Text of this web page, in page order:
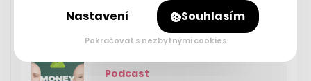
a marketér Vilém Franěk, který stojí například za Mikýřem
Podcast
Nastavení Souhlasím
Pokračovat s nezbytnými cookies